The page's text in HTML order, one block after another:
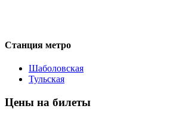
Станция метро
Шаболовская
Тульская
Цены на билеты